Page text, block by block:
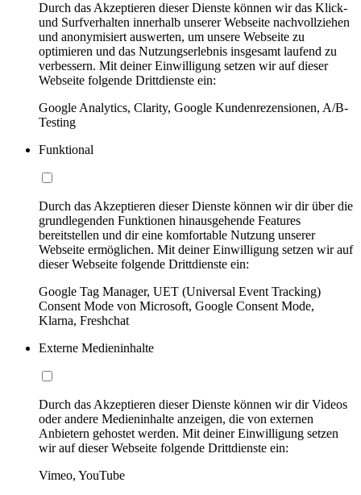
Durch das Akzeptieren dieser Dienste können wir das Klick-
und Surfverhalten innerhalb unserer Webseite nachvollziehen
und anonymisiert auswerten, um unsere Webseite zu
optimieren und das Nutzungserlebnis insgesamt laufend zu
verbessern. Mit deiner Einwilligung setzen wir auf dieser
Webseite folgende Drittdienste ein:
Google Analytics, Clarity, Google Kundenrezensionen, A/B-
Testing
Funktional
Durch das Akzeptieren dieser Dienste können wir dir über die
grundlegenden Funktionen hinausgehende Features
bereitstellen und dir eine komfortable Nutzung unserer
Webseite ermöglichen. Mit deiner Einwilligung setzen wir auf
dieser Webseite folgende Drittdienste ein:
Google Tag Manager, UET (Universal Event Tracking)
Consent Mode von Microsoft, Google Consent Mode,
Klarna, Freshchat
Externe Medieninhalte
Durch das Akzeptieren dieser Dienste können wir dir Videos
oder andere Medieninhalte anzeigen, die von externen
Anbietern gehostet werden. Mit deiner Einwilligung setzen
wir auf dieser Webseite folgende Drittdienste ein:
Vimeo, YouTube